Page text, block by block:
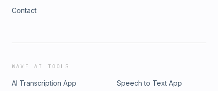
Contact
WAVE AI TOOLS
AI Transcription App
Speech to Text App